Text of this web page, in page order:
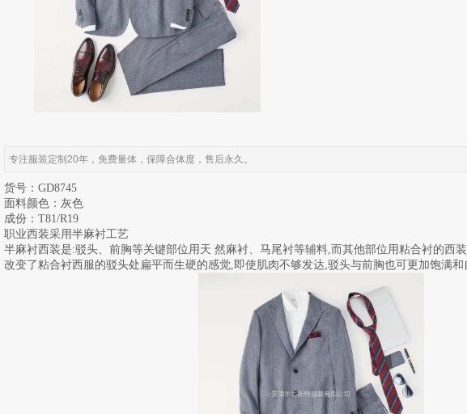
专注服装定制20年，免费量体，保障合体度，售后永久。
货号：GD8745
面料颜色：灰色
成份：T81/R19
职业西装采用半麻衬工艺
半麻衬西装是:驳头、前胸等关键部位用天 然麻衬、马尾衬等辅料,而其他部位用粘合衬的西装
改变了粘合衬西服的驳头处扁平而生硬的感觉,即使肌肉不够发达,驳头与前胸也可更加饱满和